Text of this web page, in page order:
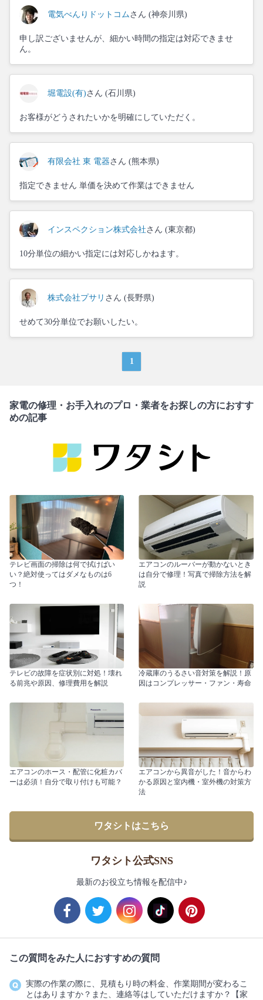
電気べんりドットコム さん (神奈川県)
申し訳ございませんが、細かい時間の指定は対応できませ
ん。
堀電設(有) さん (石川県)
お客様がどうされたいかを明確にしていただく。
有限会社 東 電器 さん (熊本県)
指定できません 単価を決めて作業はできません
インスペクション株式会社 さん (東京都)
10分単位の細かい指定には対応しかねます。
株式会社プサリ さん (長野県)
せめて30分単位でお願いしたい。
1
家電の修理・お手入れのプロ・業者をお探しの方におすす
めの記事
テレビ画面の掃除は何で拭けばい
い？絶対使ってはダメなものは6
つ！
エアコンのルーバーが動かないとき
は自分で修理！写真で掃除方法を解
説
テレビの故障を症状別に対処！壊れ
る前兆や原因、修理費用を解説
冷蔵庫のうるさい音対策を解説！原
因はコンプレッサー・ファン・寿命
エアコンのホース・配管に化粧カバ
ーは必須！自分で取り付けも可能？
エアコンから異音がした！音からわ
かる原因と室内機・室外機の対策方
法
ワタシトはこちら
ワタシト公式SNS
最新のお役立ち情報を配信中♪
この質問をみた人におすすめの質問
実際の作業の際に、見積もり時の料金、作業期間が変わるこ
とはありますか？また、連絡等はしていただけますか？【家